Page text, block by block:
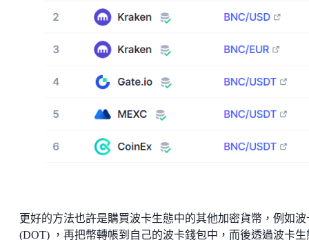
更好的方法也許是購買波卡生態中的其他加密貨幣，例如波
(DOT) ，再把幣轉帳到自己的波卡錢包中，而後透過波卡生